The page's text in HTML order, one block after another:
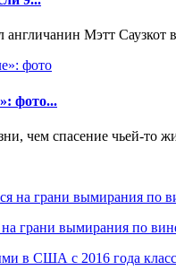
Мэтт Саузкот
фото...
чем спасение чьей-
грани вымирания по